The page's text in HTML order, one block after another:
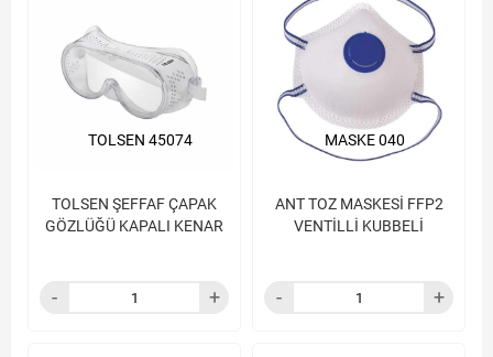
TOLSEN ŞEFFAF ÇAPAK
GÖZLÜĞÜ KAPALI KENAR
TOLSEN 45074
ANT TOZ MASKESİ FFP2
VENTİLLİ KUBBELİ
MASKE 040